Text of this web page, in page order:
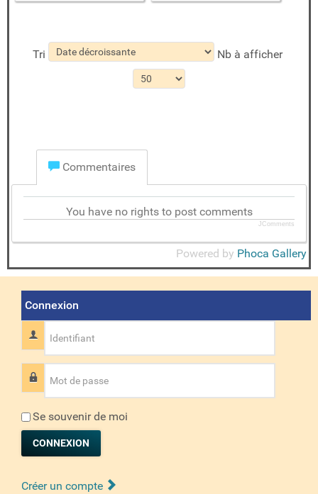
Tri Nb à afficher
Commentaires
You have no rights to post comments
JComments
Powered by Phoca Gallery
Connexion
Identifiant
Mot de passe
Se souvenir de moi
CONNEXION
Créer un compte